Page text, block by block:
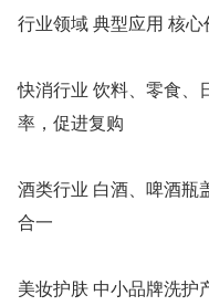
行业领域 典型应用 核心
快消行业 饮料、零食、
率，促进复购
酒类行业 白酒、啤酒瓶
合一
美妆护肤 中小品牌洗护